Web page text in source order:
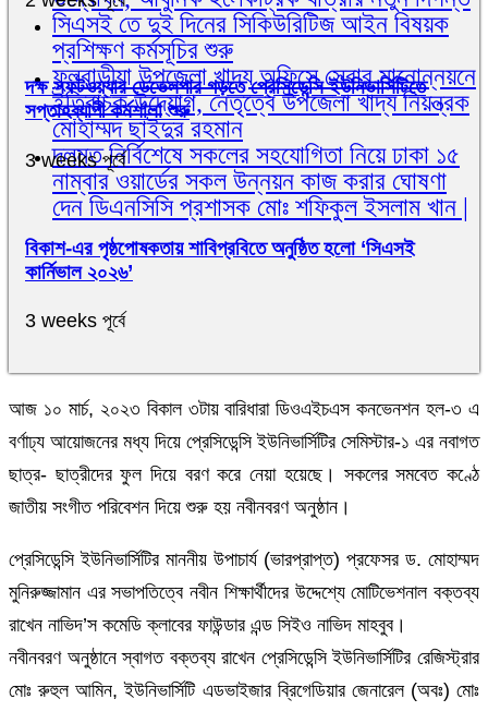
সিএসই তে দুই দিনের সিকিউরিটিজ আইন বিষয়ক
প্রশিক্ষণ কর্মসূচির শুরু
ফুলবাড়ীয়া উপজেলা খাদ্য অফিসে সেবার মানোন্নয়নে
ইতিবাচক উদ্যোগ, নেতৃত্বে উপজেলা খাদ্য নিয়ন্ত্রক
মোহাম্মদ ছাইদুর রহমান
দলমত নির্বিশেষে সকলের সহযোগিতা নিয়ে ঢাকা ১৫
নাম্বার ওয়ার্ডের সকল উন্নয়ন কাজ করার ঘোষণা
দেন ডিএনসিসি প্রশাসক মোঃ শফিকুল ইসলাম খান |
দক্ষ সফটওয়্যার ডেভেলপার গড়তে প্রেসিডেন্সি ইউনিভার্সিটিতে
সপ্তাহব্যাপী কর্মশালা শুরু
3 weeks পূর্বে
বিকাশ-এর পৃষ্ঠপোষকতায় শাবিপ্রবিতে অনুষ্ঠিত হলো ‘সিএসই
কার্নিভাল ২০২৬’
3 weeks পূর্বে
আজ ১০ মার্চ, ২০২৩ বিকাল ৩টায় বারিধারা ডিওএইচএস কনভেনশন হল-৩ এ
বর্ণাঢ্য আয়োজনের মধ্য দিয়ে প্রেসিডেন্সি ইউনিভার্সিটির সেমিস্টার-১ এর নবাগত
ছাত্র- ছাত্রীদের ফুল দিয়ে বরণ করে নেয়া হয়েছে। সকলের সমবেত কণ্ঠে
জাতীয় সংগীত পরিবেশন দিয়ে শুরু হয় নবীনবরণ অনুষ্ঠান।
প্রেসিডেন্সি ইউনিভার্সিটির মাননীয় উপাচার্য (ভারপ্রাপ্ত) প্রফেসর ড. মোহাম্মদ
মুনিরুজ্জামান এর সভাপতিত্বে নবীন শিক্ষার্থীদের উদ্দেশ্যে মোটিভেশনাল বক্তব্য
রাখেন নাভিদ’স কমেডি ক্লাবের ফাউন্ডার এন্ড সিইও নাভিদ মাহবুব।
নবীনবরণ অনুষ্ঠানে স্বাগত বক্তব্য রাখেন প্রেসিডেন্সি ইউনিভার্সিটির রেজিস্ট্রার
মোঃ রুহুল আমিন, ইউনিভার্সিটি এডভাইজার ব্রিগেডিয়ার জেনারেল (অবঃ) মোঃ